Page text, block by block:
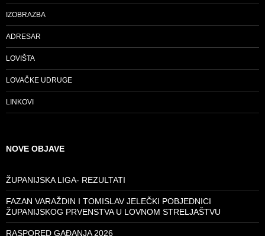
IZOBRAZBA
ADRESAR
LOVIŠTA
LOVAČKE UDRUGE
LINKOVI
NOVE OBJAVE
ŽUPANIJSKA LIGA- REZULTATI
FAZAN VARAŽDIN I TOMISLAV JELEČKI POBJEDNICI
ŽUPANIJSKOG PRVENSTVA U LOVNOM STRELJAŠTVU
RASPORED GAĐANJA 2026